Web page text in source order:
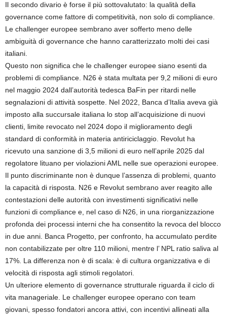
Il secondo divario è forse il più sottovalutato: la qualità della
governance come fattore di competitività, non solo di compliance.
Le challenger europee sembrano aver sofferto meno delle
ambiguità di governance che hanno caratterizzato molti dei casi
italiani.
Questo non significa che le challenger europee siano esenti da
problemi di compliance. N26 è stata multata per 9,2 milioni di euro
nel maggio 2024 dall’autorità tedesca BaFin per ritardi nelle
segnalazioni di attività sospette. Nel 2022, Banca d’Italia aveva già
imposto alla succursale italiana lo stop all’acquisizione di nuovi
clienti, limite revocato nel 2024 dopo il miglioramento degli
standard di conformità in materia antiriciclaggio. Revolut ha
ricevuto una sanzione di 3,5 milioni di euro nell’aprile 2025 dal
regolatore lituano per violazioni AML nelle sue operazioni europee.
Il punto discriminante non è dunque l’assenza di problemi, quanto
la capacità di risposta. N26 e Revolut sembrano aver reagito alle
contestazioni delle autorità con investimenti significativi nelle
funzioni di compliance e, nel caso di N26, in una riorganizzazione
profonda dei processi interni che ha consentito la revoca del blocco
in due anni. Banca Progetto, per confronto, ha accumulato perdite
non contabilizzate per oltre 110 milioni, mentre l’ NPL ratio saliva al
17%. La differenza non è di scala: è di cultura organizzativa e di
velocità di risposta agli stimoli regolatori.
Un ulteriore elemento di governance strutturale riguarda il ciclo di
vita manageriale. Le challenger europee operano con team
giovani, spesso fondatori ancora attivi, con incentivi allineati alla